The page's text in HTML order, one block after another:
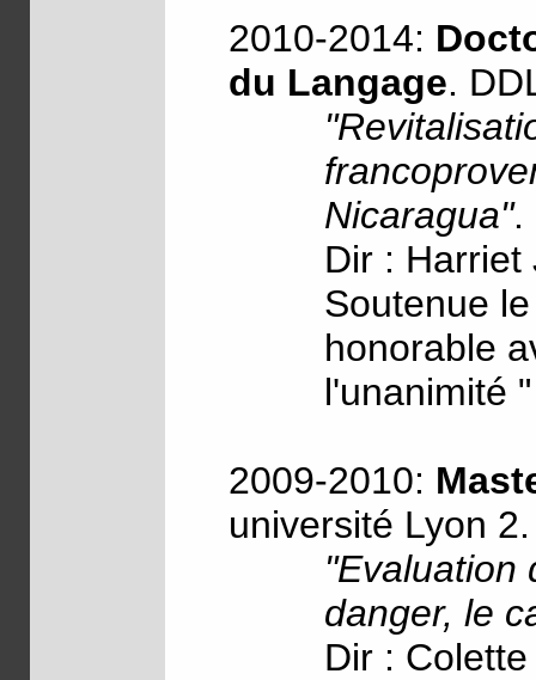
2010-2014:
du Langage.
Nicaragua".
Dir : Harriet
Soutenue
honorable
l'unanimité "
2009-2010:
université Lyon 2.
"Evaluation
danger, le
Dir :